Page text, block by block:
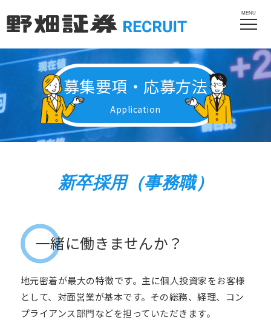
MENU
募集要項・応募方法
Application
新卒採用（事務職）
一緒に働きませんか？
地元密着が最大の特徴です。主に個人投資家をお客様
として、対面営業が基本です。その総務、経理、コン
プライアンス部門などを担っていただきます。